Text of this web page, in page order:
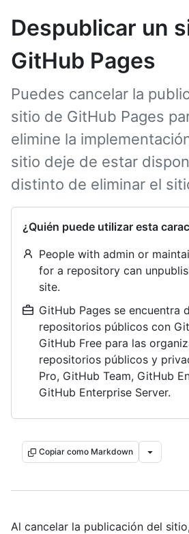
Despublicar un
GitHub Pages
Puedes cancelar la
sitio de GitHub Pages
elimine la
sitio deje de estar
distinto de eliminar el
¿Quién puede utilizar esta
People with admin or
for a repository can
site.
GitHub Pages se encuentra
repositorios públicos con
GitHub Free para las
repositorios públicos y
Pro, GitHub Team, GitHub
GitHub Enterprise Server.
Copiar como Markdown
Al cancelar la publicación del